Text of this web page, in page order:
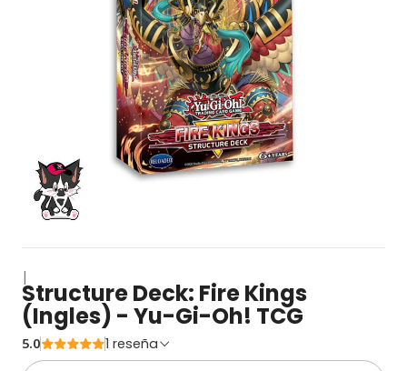
|
Structure Deck: Fire Kings
(Ingles) - Yu-Gi-Oh! TCG
5.0 1 reseña